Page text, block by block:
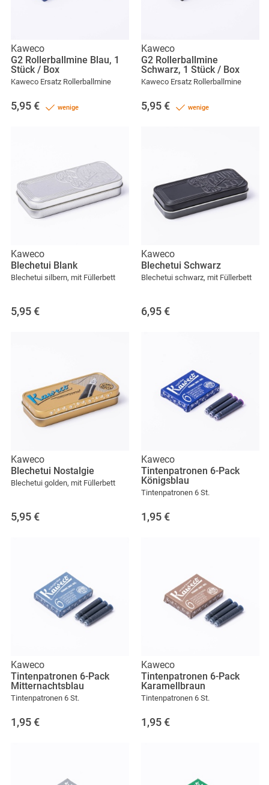
Kaweco
G2 Rollerballmine Blau, 1
Stück / Box
Kaweco Ersatz Rollerballmine
5,95 € wenige
Kaweco
G2 Rollerballmine
Schwarz, 1 Stück / Box
Kaweco Ersatz Rollerballmine
5,95 € wenige
Kaweco
Blechetui Blank
Blechetui silbern, mit Füllerbett
5,95 €
Kaweco
Blechetui Schwarz
Blechetui schwarz, mit Füllerbett
6,95 €
Kaweco
Blechetui Nostalgie
Blechetui golden, mit Füllerbett
5,95 €
Kaweco
Tintenpatronen 6-Pack
Königsblau
Tintenpatronen 6 St.
1,95 €
Kaweco
Tintenpatronen 6-Pack
Mitternachtsblau
Tintenpatronen 6 St.
1,95 €
Kaweco
Tintenpatronen 6-Pack
Karamellbraun
Tintenpatronen 6 St.
1,95 €